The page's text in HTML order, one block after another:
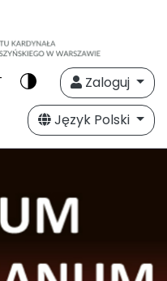
Zaloguj
Język Polski